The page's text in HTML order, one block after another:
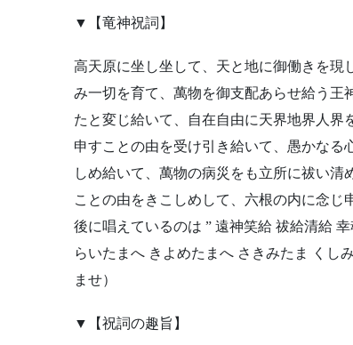
▼【竜神祝詞】
高天原に坐し坐して、天と地に御働きを現
み一切を育て、萬物を御支配あらせ給う王
たと変じ給いて、自在自由に天界地界人界
申すことの由を受け引き給いて、愚かなる
しめ給いて、萬物の病災をも立所に祓い
ことの由をきこしめして、六根の内に念
後に唱えているのは ” 遠神笑給 祓給清給
らいたまへ きよめたまへ さきみたま くし
ませ）
▼【祝詞の趣旨】